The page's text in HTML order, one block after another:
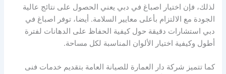
لذلك، فإن اختيار اصباغ في دبي يعني الحصول على نتائج عالية
الجودة مع الالتزام بأعلى معايير السلامة. أيضا، توفر اصباغ في
دبي استشارات دقيقة حول كيفية الحفاظ على الدهانات لفترة
أطول وكيفية اختيار الألوان المناسبة لكل مساحة.
كما تتميز شركة دار العمارة للصيانة العامة بتقديم خدمات فنى